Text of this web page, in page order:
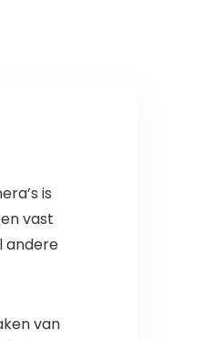
is
vast
andere
van